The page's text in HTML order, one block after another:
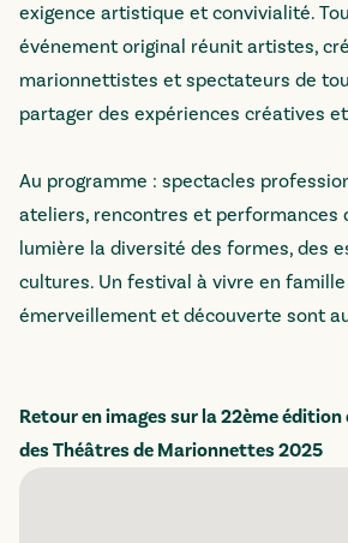
exigence artistique et convivialité.
événement original réunit artistes,
marionnettistes et spectateurs de
partager des expériences créatives
Au programme : spectacles
ateliers, rencontres et performances
lumière la diversité des formes, des
cultures. Un festival à vivre en
émerveillement et découverte sont
Retour en images sur la 22ème
des Théâtres de Marionnettes 2025